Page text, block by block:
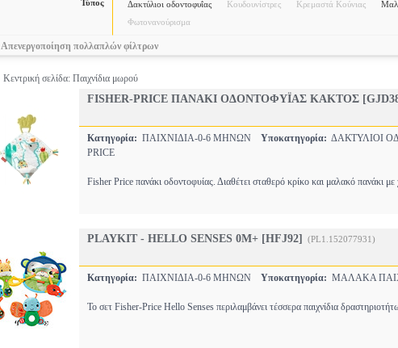
Τύπος Δακτύλιοι οδοντοφυΐας Κουδουνίστρες Κρεμαστά Κούνιας
Φωτονανούρισμα
Απενεργοποίηση πολλαπλών φίλτρων
Κεντρική σελίδα: Παιχνίδια μωρού
FISHER-PRICE ΠΑΝΑΚΙ ΟΔΟΝΤΟΦΥΪΑΣ ΚΑΚΤΟΣ
Κατηγορία: ΠΑΙΧΝΙΔΙΑ-0-6 ΜΗΝΩΝ Υποκατηγορία: ΔΑΚΤΥΛΙΟΙ
PRICE
Fisher Price πανάκι οδοντοφυίας. Διαθέτει σταθερό κρίκο και μαλακό πανάκι
PLAYKIT - HELLO SENSES 0M+ [HFJ92] (PL1.152077931)
Κατηγορία: ΠΑΙΧΝΙΔΙΑ-0-6 ΜΗΝΩΝ Υποκατηγορία: ΜΑΛΑΚΑ
Το σετ Fisher-Price Hello Senses περιλαμβάνει τέσσερα παιχνίδια